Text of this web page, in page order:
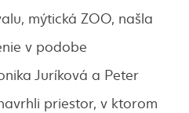
mýtická ZOO, našla
v podobe
Juríková a Peter
priestor, v ktorom